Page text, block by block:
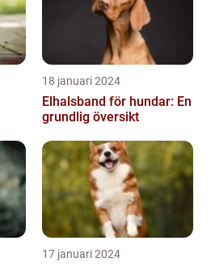
18 januari 2024
Elhalsband för hundar: En
grundlig översikt
17 januari 2024